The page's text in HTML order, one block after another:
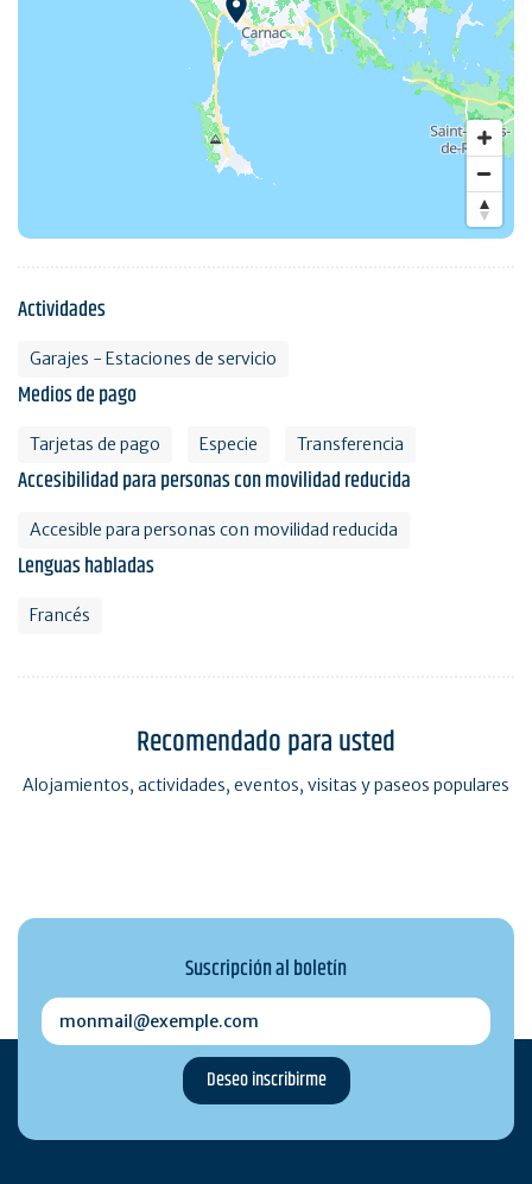
Actividades
Garajes - Estaciones de servicio
Medios de pago
Tarjetas de pago Especie Transferencia
Accesibilidad para personas con movilidad reducida
Accesible para personas con movilidad reducida
Lenguas habladas
Francés
Recomendado para usted
Alojamientos, actividades, eventos, visitas y paseos populares
Suscripción al boletín
monmail@exemple.com